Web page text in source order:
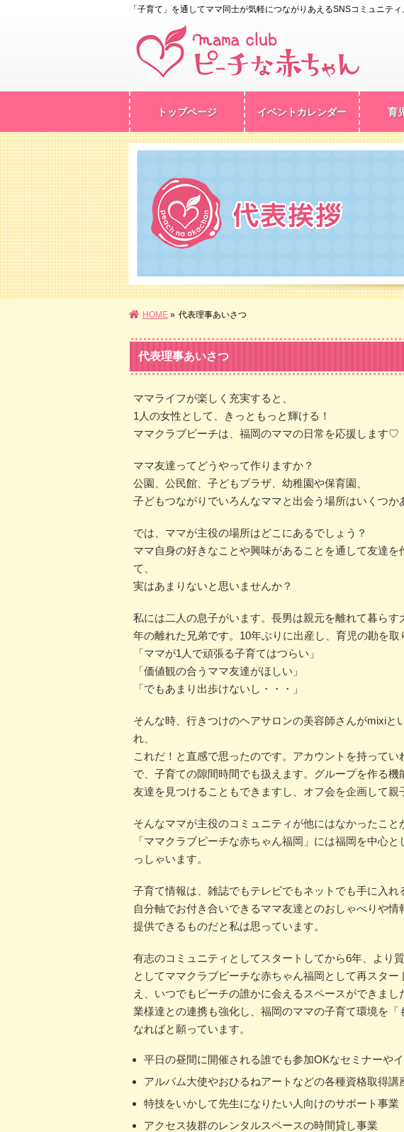
「子育て」を通してママ同士が気軽につながりあえるSNSコミュニテ
トップページ イベントカレンダー 育
HOME » 代表理事あいさつ
代表理事あいさつ
ママライフが楽しく充実すると、
1人の女性として、きっともっと輝ける！
ママクラブピーチは、福岡のママの日常を応援します♡
ママ友達ってどうやって作りますか？
公園、公民館、子どもプラザ、幼稚園や保育園、
子どもつながりでいろんなママと出会う場所はいくつか
では、ママが主役の場所はどこにあるでしょう？
ママ自身の好きなことや興味があることを通して友達を
て、
実はあまりないと思いませんか？
私には二人の息子がいます。長男は親元を離れて暮ら
年の離れた兄弟です。10年ぶりに出産し、育児の勘を取
「ママが1人で頑張る子育てはつらい」
「価値観の合うママ友達がほしい」
「でもあまり出歩けないし・・・」
そんな時、行きつけのヘアサロンの美容師さんがmixiと
れ、
これだ！と直感で思ったのです。アカウントを持って
で、子育ての隙間時間でも扱えます。グループを作る
友達を見つけることもできますし、オフ会を企画して親
そんなママが主役のコミュニティが他にはなかったこと
「ママクラブピーチな赤ちゃん福岡」には福岡を中心
っしゃいます。
子育て情報は、雑誌でもテレビでもネットでも手に入れ
自分軸でお付き合いできるママ友達とのおしゃべりや
提供できるものだと私は思っています。
有志のコミュニティとしてスタートしてから6年、より
としてママクラブピーチな赤ちゃん福岡として再スタ
え、いつでもピーチの誰かに会えるスペースができま
業様達との連携も強化し、福岡のママの子育て環境を
なればと願っています。
平日の昼間に開催される誰でも参加OKなセミナーやイ
アルバム大使やおひるねアートなどの各種資格取得講
特技をいかして先生になりたい人向けのサポート事業
アクセス抜群のレンタルスペースの時間貸し事業